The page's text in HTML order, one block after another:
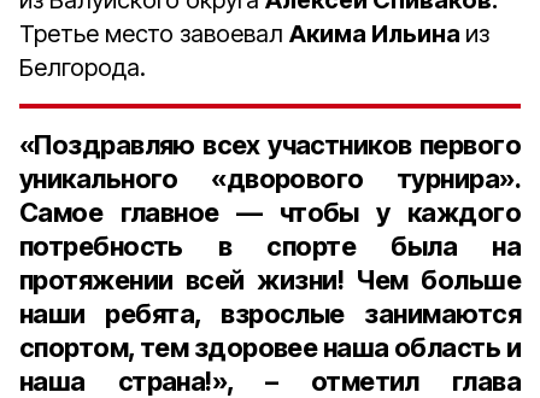
Третье место завоевал Акима Ильина из
Белгорода.
«Поздравляю всех участников первого
уникального «дворового турнира».
Самое главное — чтобы у каждого
потребность в спорте была на
протяжении всей жизни! Чем больше
наши ребята, взрослые занимаются
спортом, тем здоровее наша область и
наша страна!», – отметил глава